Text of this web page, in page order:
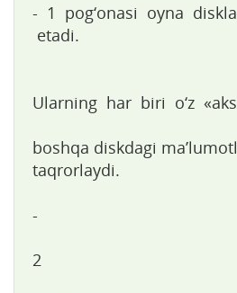
- 1 pog‘onasi oyna
etadi.
Ularning har biri o‘z
boshqa diskdagi
taqrorlaydi.
-
2